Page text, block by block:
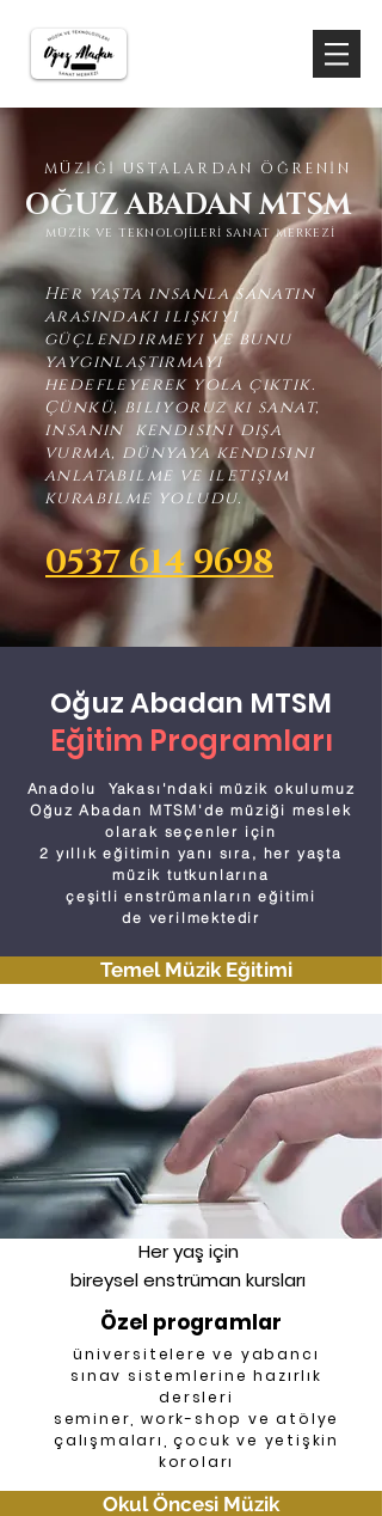
MÜZİĞİ USTALARDAN ÖĞRENİN
OĞUZ ABADAN MTSM
MÜZİK VE TEKNOLOJİLERİ SANAT MERKEZİ
Her yaşta insanla sanatın
arasındaki ilişkiyi
güçlendirmeyi ve bunu
yaygınlaştırmayı
hedefleyerek yola çıktık.
Çünkü, biliyoruz ki sanat,
insanın kendisini dışa
vurma, dünyaya kendisini
anlatabilme ve iletişim
kurabilme yoludu.
0537 614 9698
Oğuz Abadan MTSM
Eğitim Programları
Anadolu Yakası'ndaki müzik okulumuz
Oğuz Abadan MTSM'de müziği meslek
olarak seçenler için
2 yıllık eğitimin yanı sıra, her yaşta
müzik tutkunlarına
çeşitli enstrümanların eğitimi
de verilmektedir
Her yaş için
bireysel enstrüman kursları
Temel Müzik Eğitimi
Özel programlar
üniversitelere ve yabancı
sınav sistemlerine hazırlık
dersleri
seminer, work-shop ve atölye
çalışmaları, çocuk ve yetişkin
koroları
Okul Öncesi Müzik